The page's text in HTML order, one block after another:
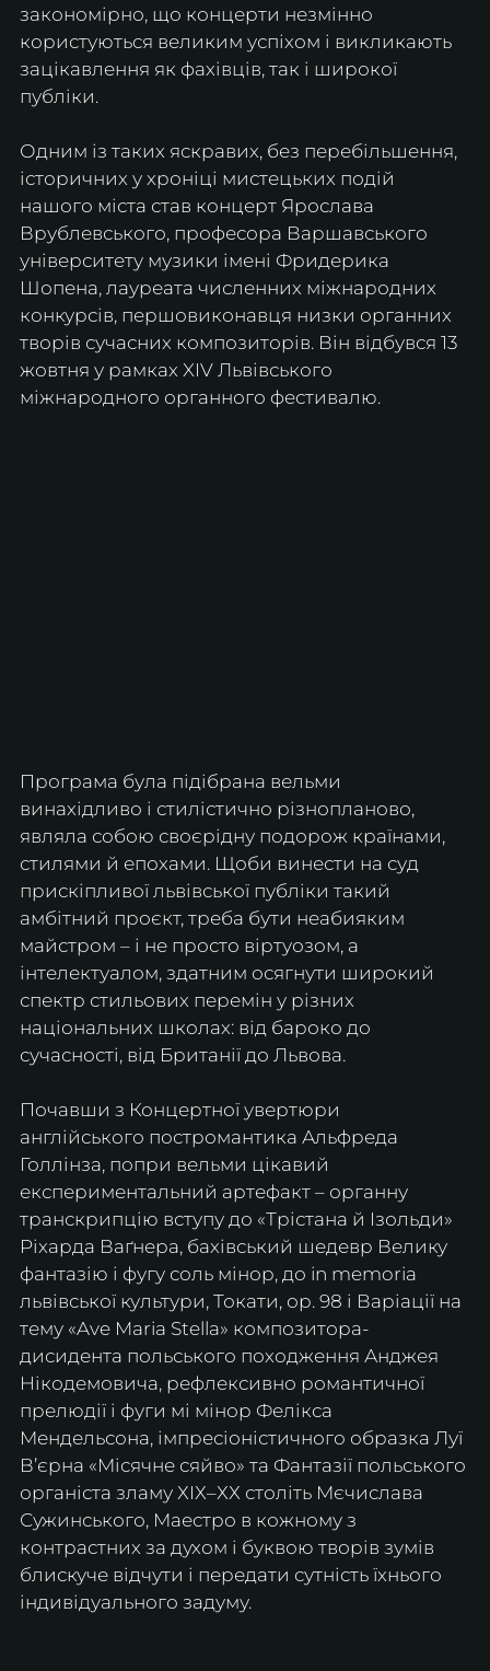
закономірно, що концерти незмінно
користуються великим успіхом і викликають
зацікавлення як фахівців, так і широкої
публіки.
Одним із таких яскравих, без перебільшення,
історичних у хроніці мистецьких подій
нашого міста став концерт Ярослава
Врублевського, професора Варшавського
університету музики імені Фридерика
Шопена, лауреата численних міжнародних
конкурсів, першовиконавця низки органних
творів сучасних композиторів. Він відбувся 13
жовтня у рамках XIV Львівського
міжнародного органного фестивалю.
Програма була підібрана вельми
винахідливо і стилістично різнопланово,
являла собою своєрідну подорож країнами,
стилями й епохами. Щоби винести на суд
прискіпливої львівської публіки такий
амбітний проєкт, треба бути неабияким
майстром – і не просто віртуозом, а
інтелектуалом, здатним осягнути широкий
спектр стильових перемін у різних
національних школах: від бароко до
сучасності, від Британії до Львова.
Почавши з Концертної увертюри
англійського постромантика Альфреда
Голлінза, попри вельми цікавий
експериментальний артефакт – органну
транскрипцію вступу до «Трістана й Ізольди»
Ріхарда Ваґнера, бахівський шедевр Велику
фантазію і фугу соль мінор, до in memoria
львівської культури, Токати, ор. 98 і Варіації на
тему «Ave Maria Stella» композитора-
дисидента польського походження Анджея
Нікодемовича, рефлексивно романтичної
прелюдії і фуги мі мінор Фелікса
Мендельсона, імпресіоністичного образка Луї
В’єрна «Місячне сяйво» та Фантазії польського
органіста зламу ХІХ–ХХ століть Мєчислава
Сужинського, Маестро в кожному з
контрастних за духом і буквою творів зумів
блискуче відчути і передати сутність їхнього
індивідуального задуму.